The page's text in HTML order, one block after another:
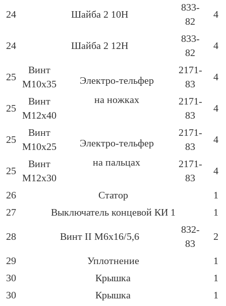
24 Шайба 2 10Н
833-
82
4
24 Шайба 2 12Н
833-
82
4
25
Винт
М10х35
Электро-тельфер
на ножках
2171-
83
4
25
Винт
М12х40
2171-
83
4
25
Винт
М10х25
Электро-тельфер
на пальцах
2171-
83
4
25
Винт
М12х30
2171-
83
4
26 Статор
1
27
Выключатель концевой КИ 1 1
28 Винт ІІ М6х16/5,6
832-
83
2
29 Уплотнение
1
30
Крышка
1
30
Крышка 1